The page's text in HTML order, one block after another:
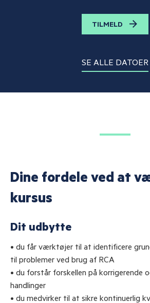
TILMELD
SE ALLE DATOER
Dine fordele ved at
kursus
Dit udbytte
• du får værktøjer til at identificere
til problemer ved brug af RCA
• du forstår forskellen på korrigerende
handlinger
• du medvirker til at sikre kontinuerlig